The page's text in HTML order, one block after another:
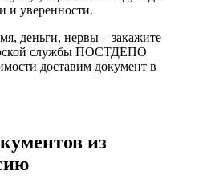
и уверенности.
деньги, нервы – закажите
службы ПОСТДЕПО
доставим документ в
из